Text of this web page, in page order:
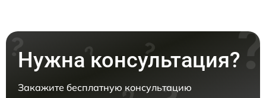
Нужна консультация?
Закажите бесплатную консультацию